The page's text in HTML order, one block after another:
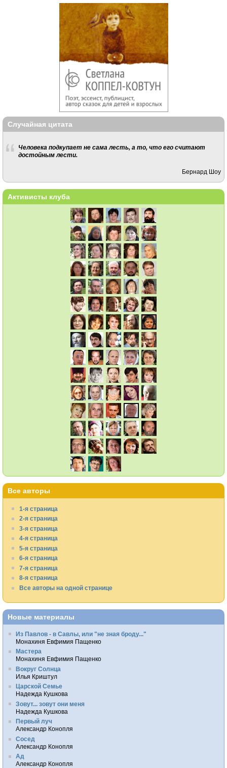
Случайная цитата
Человека подкупает не сама лесть, а то, что его считают
достойным лести.
Бернард Шоу
Активисты клуба
Все авторы
1-я страница
2-я страница
3-я страница
4-я страница
5-я страница
6-я страница
7-я страница
8-я страница
Все авторы на одной странице
Новые материалы
Из Павлов - в Савлы, или "не зная броду..."
Монахиня Евфимия Пащенко
Мастера
Монахиня Евфимия Пащенко
Вокруг Солнца
Илья Криштул
Царской Семье
Надежда Кушкова
Зовут... зовут они меня
Надежда Кушкова
Первый луч
Александр Конопля
Сосед
Александр Конопля
Ад
Александр Конопля